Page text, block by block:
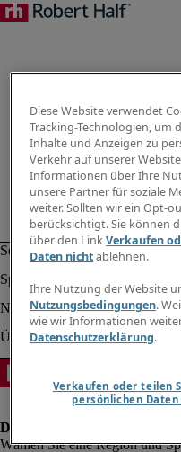
Diese Website verwendet
Tracking-Technologien, um
Inhalte und Anzeigen zu
Verkehr auf unserer
Informationen über Ihre
unsere Partner für soziale
weiter. Sollten wir ein Opt-
berücksichtigt. Sie können
über den LinkVerkaufen
Daten nichtablehnen.
Ihre Nutzung der Website
Nutzungsbedingungen.
wie wir Informationen
Datenschutzerklärung.
Verkaufen oder teilen
persönlichen